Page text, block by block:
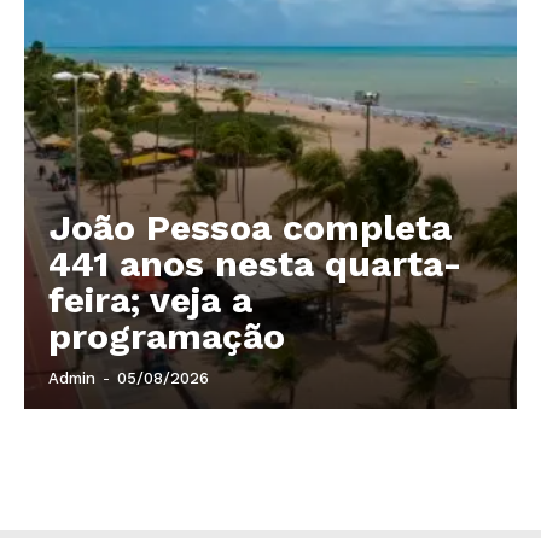
João Pessoa completa
441 anos nesta quarta-
feira; veja a
programação
Admin - 05/08/2026